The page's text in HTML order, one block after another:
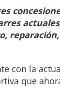
con la
que